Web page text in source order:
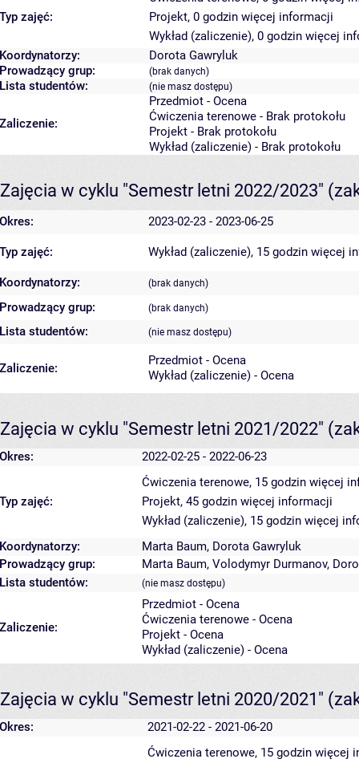
Typ zajęć:
Projekt, 0 godzin więcej informacji
Wykład (zaliczenie), 0 godzin więcej
Koordynatorzy:
Dorota Gawryluk
Prowadzący grup:
(brak danych)
Lista studentów: (nie masz dostępu)
Zaliczenie:
Przedmiot - Ocena
Ćwiczenia terenowe - Brak protokołu
Projekt - Brak protokołu
Wykład (zaliczenie) - Brak protokołu
Zajęcia w cyklu "Semestr letni 2022/2023"
Okres: 2023-02-23 - 2023-06-25
Typ zajęć: Wykład (zaliczenie), 15 godzin więcej
Koordynatorzy: (brak danych)
Prowadzący grup: (brak danych)
Lista studentów: (nie masz dostępu)
Zaliczenie:
Przedmiot - Ocena
Wykład (zaliczenie) - Ocena
Zajęcia w cyklu "Semestr letni 2021/2022"
Okres: 2022-02-25 - 2022-06-23
Typ zajęć:
Ćwiczenia terenowe, 15 godzin więcej
Projekt, 45 godzin więcej informacji
Wykład (zaliczenie), 15 godzin więcej
Koordynatorzy:
Marta Baum, Dorota Gawryluk
Prowadzący grup:
Marta Baum, Volodymyr Durmanov,
Lista studentów:
(nie masz dostępu)
Zaliczenie:
Przedmiot - Ocena
Ćwiczenia terenowe - Ocena
Projekt - Ocena
Wykład (zaliczenie) - Ocena
Zajęcia w cyklu "Semestr letni 2020/2021"
Okres: 2021-02-22 - 2021-06-20
Ćwiczenia terenowe, 15 godzin więcej